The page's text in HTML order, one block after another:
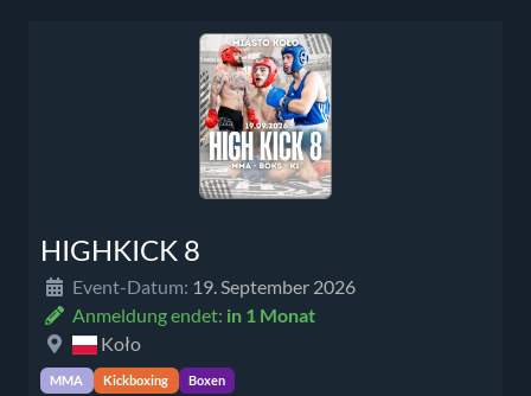
HIGHKICK 8
Event-Datum: 19. September 2026
Anmeldung endet: in 1 Monat
Koło
MMA Kickboxing Boxen